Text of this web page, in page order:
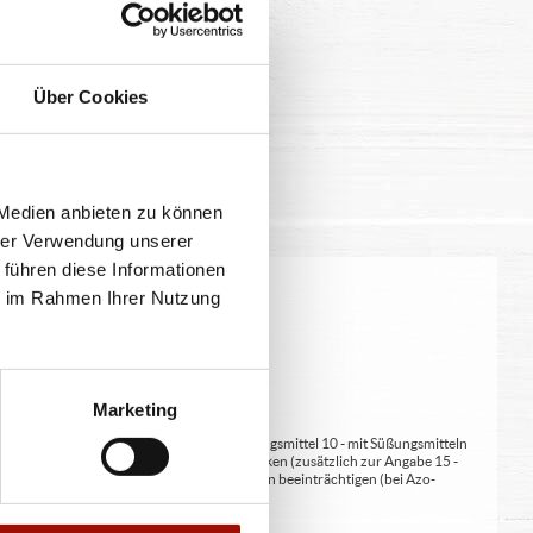
Über Cookies
anbieten zu können
Verwendung unserer
diese Informationen
Rahmen Ihrer Nutzung
Marketing
geringfügig variieren.
(bei Fleischerzeugnissen) 9 - mit Süßungsmittel 10 - mit Süßungsmitteln
bei übermäßigem Verzehr abführend wirken (zusätzlich zur Angabe 15 -
Aktivität und Aufmerksamkeit bei Kindern beeinträchtigen (bei Azo-